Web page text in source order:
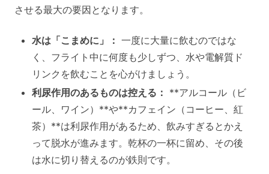
させる最大の要因となります。
水は「こまめに」： 一度に大量に飲むのではな
く、フライト中に何度も少しずつ、水や電解質ド
リンクを飲むことを心がけましょう。
利尿作用のあるものは控える： **アルコール（ビ
ール、ワイン）**や**カフェイン（コーヒー、紅
茶）**は利尿作用があるため、飲みすぎるとかえ
って脱水が進みます。乾杯の一杯に留め、その後
は水に切り替えるのが鉄則です。